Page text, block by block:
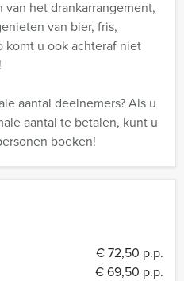
€ 72,50 p.p.
€ 69,50 p.p.
van het drankarrangement,
van bier, fris,
komt u ook achteraf niet
aantal deelnemers? Als u
aantal te betalen, kunt u
boeken!